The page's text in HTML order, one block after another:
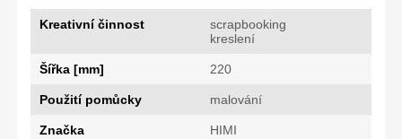
Kreativní činnost
scrapbooking
kreslení
Šířka [mm] 220
Použití pomůcky malování
Značka HIMI